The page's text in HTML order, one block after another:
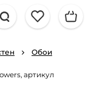
Обои
артикул